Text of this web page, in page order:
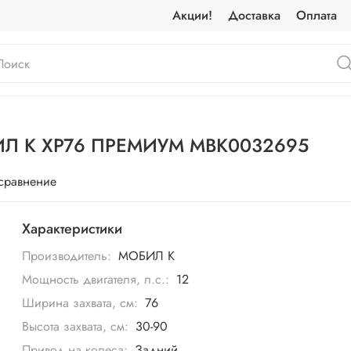
Акции! Доставка Оплата
К XP76 ПРЕМИУМ MBK0032695
Характеристики
Производитель: МОБИЛ К
Мощность двигателя, л.с.: 12
Ширина захвата, см: 76
Высота захвата, см: 30-90